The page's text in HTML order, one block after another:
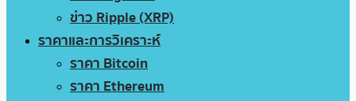
ข่าว Ripple (XRP)
ราคาและการวิเคราะห์
ราคา Bitcoin
ราคา Ethereum